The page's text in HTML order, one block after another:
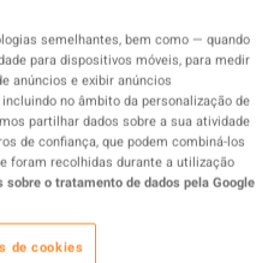
2024 Premium
CD Key
34600 são ótimas
semelhantes, bem como — quando
para dispositivos móveis, para medir
anúncios e exibir anúncios
no âmbito da personalização de
partilhar dados sobre a sua atividade
de confiança, que podem combiná-los
foram recolhidas durante a utilização
sobre o tratamento de dados pela Google
de cookies